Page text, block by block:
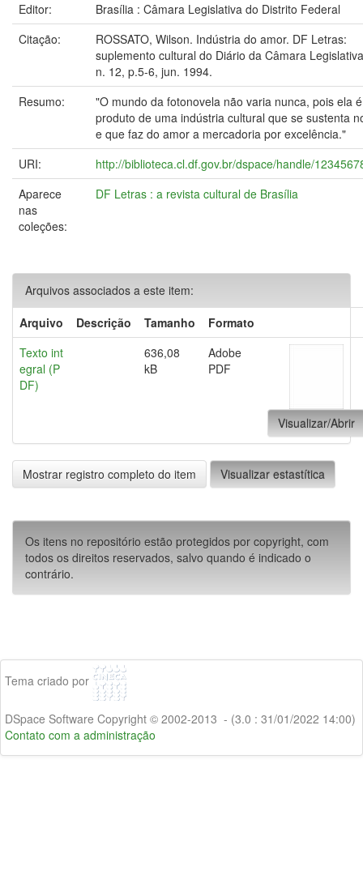
Editor:
Brasília : Câmara Legislativa do Distrito Federal
Citação:
ROSSATO, Wilson. Indústria do amor. DF Letras:
suplemento cultural do Diário da Câmara
n. 12, p.5-6, jun. 1994.
Resumo:
"O mundo da fotonovela não varia nunca, pois ela
produto de uma indústria cultural que se sustenta
e que faz do amor a mercadoria por excelência."
URI:
http://biblioteca.cl.df.gov.br/dspace/handle/
Aparece
nas
coleções:
DF Letras : a revista cultural de Brasília
Arquivos associados a este item:
Arquivo
Descrição Tamanho
Formato
Texto int
egral (P
DF)
636,08
kB
Adobe
PDF
Visualizar/Abrir
Mostrar registro completo do item Visualizar estastítica
Os itens no repositório estão protegidos por copyright, com
todos os direitos reservados, salvo quando é indicado o
contrário.
Tema criado por
DSpace Software Copyright © 2002-2013 - (3.0 : 31/01/2022 14:00)
Contato com a administração